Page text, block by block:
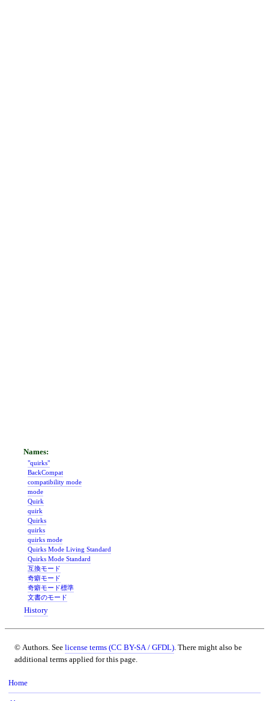
"quirks"
BackCompat
compatibility mode
mode
Quirk
quirk
Quirks
quirks
quirks mode
Quirks Mode Living Standard
Quirks Mode Standard
互換モード
奇癖モード
奇癖モード標準
文書のモード
History
© Authors. See license terms (CC BY-SA / GFDL). There might also be
additional terms applied for this page.
Home